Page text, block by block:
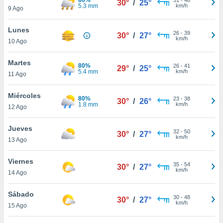
más
nuestra
y
de
disponible
cookies
aceptar
9 Ago
5.3 mm
30° / 25°
km/h
Lunes
10 Ago
30° / 27° 26- 39
km/h
Martes
11 Ago
80%
5.4 mm
29° / 25° 26- 41
km/h
Miércoles
12 Ago
80%
1.8 mm
30° / 26° 23- 38
km/h
Jueves
13 Ago
30° / 27° 32- 50
km/h
Viernes
14 Ago
30° / 27° 35- 54
km/h
Sábado
15 Ago
30° / 27° 30- 48
km/h